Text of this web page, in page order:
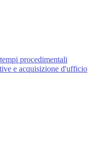
procedimentali
e acquisizione d'ufficio